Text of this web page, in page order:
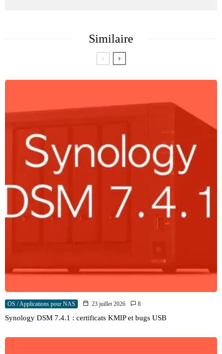
Similaire
OS / Applications pour NAS 23 juillet 2026 8
Synology DSM 7.4.1 : certificats KMIP et bugs USB